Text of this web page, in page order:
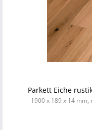
Parkett Eiche
1900 x 189 x 14